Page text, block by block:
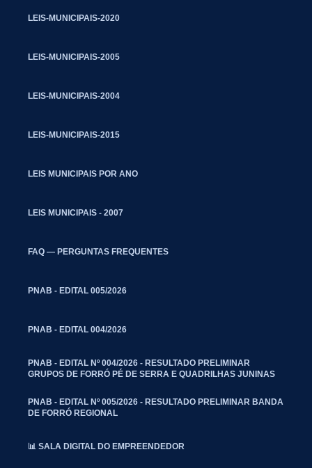
LEIS-MUNICIPAIS-2020
LEIS-MUNICIPAIS-2005
LEIS-MUNICIPAIS-2004
LEIS-MUNICIPAIS-2015
LEIS MUNICIPAIS POR ANO
LEIS MUNICIPAIS - 2007
FAQ — PERGUNTAS FREQUENTES
PNAB - EDITAL 005/2026
PNAB - EDITAL 004/2026
PNAB - EDITAL Nº 004/2026 - RESULTADO PRELIMINAR
GRUPOS DE FORRÓ PÉ DE SERRA E QUADRILHAS JUNINAS
PNAB - EDITAL Nº 005/2026 - RESULTADO PRELIMINAR BANDA
DE FORRÓ REGIONAL
📊 SALA DIGITAL DO EMPREENDEDOR